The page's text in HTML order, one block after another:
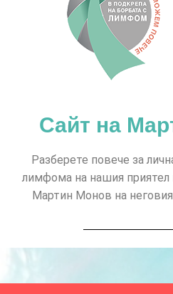
Сайт на
Разберете повече за
лимфома на нашия приятел
Мартин Монов на